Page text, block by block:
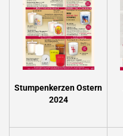
Stumpenkerzen Ostern
2024